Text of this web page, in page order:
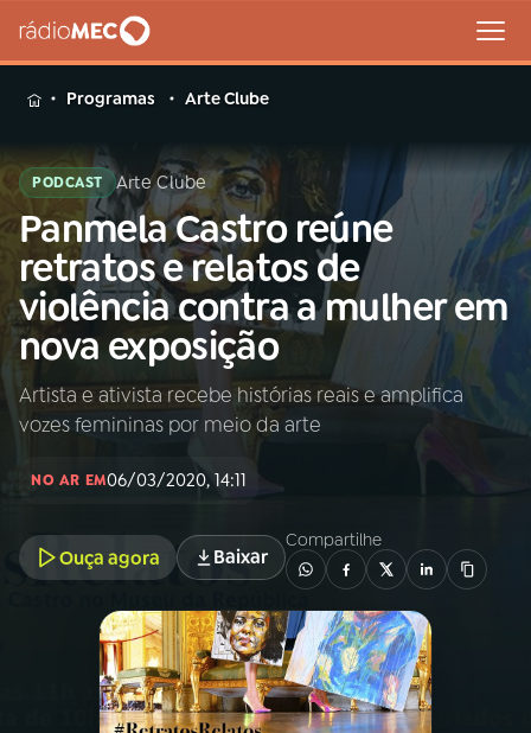
MENU
Buscar
na
Rádio
MEC
Buscar
Início AO VIVO
01INÍCIO
PROGRAMAS
Programas Arte Clube
PODCAST Arte Clube
Panmela Castro reúne
retratos e relatos de
violência contra a mulher em
nova exposição
Artista e ativista recebe histórias reais e amplifica
vozes femininas por meio da arte
NO AR EM06/03/2020, 14:11
Ouça agora Baixar
Compartilhe